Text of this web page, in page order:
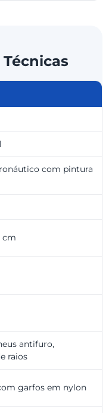
com pintura
cm
antifuro,
raios
garfos em nylon